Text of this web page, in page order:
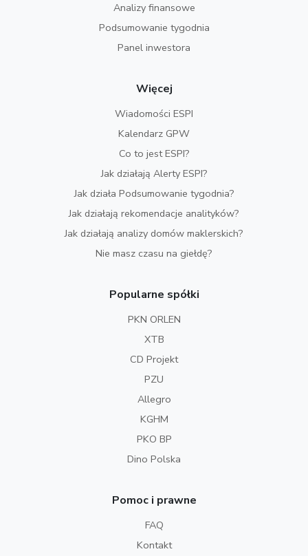
Analizy finansowe
Podsumowanie tygodnia
Panel inwestora
Więcej
Wiadomości ESPI
Kalendarz GPW
Co to jest ESPI?
Jak działają Alerty ESPI?
Jak działa Podsumowanie tygodnia?
Jak działają rekomendacje analityków?
Jak działają analizy domów maklerskich?
Nie masz czasu na giełdę?
Popularne spółki
PKN ORLEN
XTB
CD Projekt
PZU
Allegro
KGHM
PKO BP
Dino Polska
Pomoc i prawne
FAQ
Kontakt